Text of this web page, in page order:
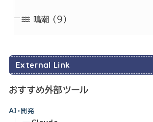
鳴潮 (9)
External Link
おすすめ外部ツール
AI・開発